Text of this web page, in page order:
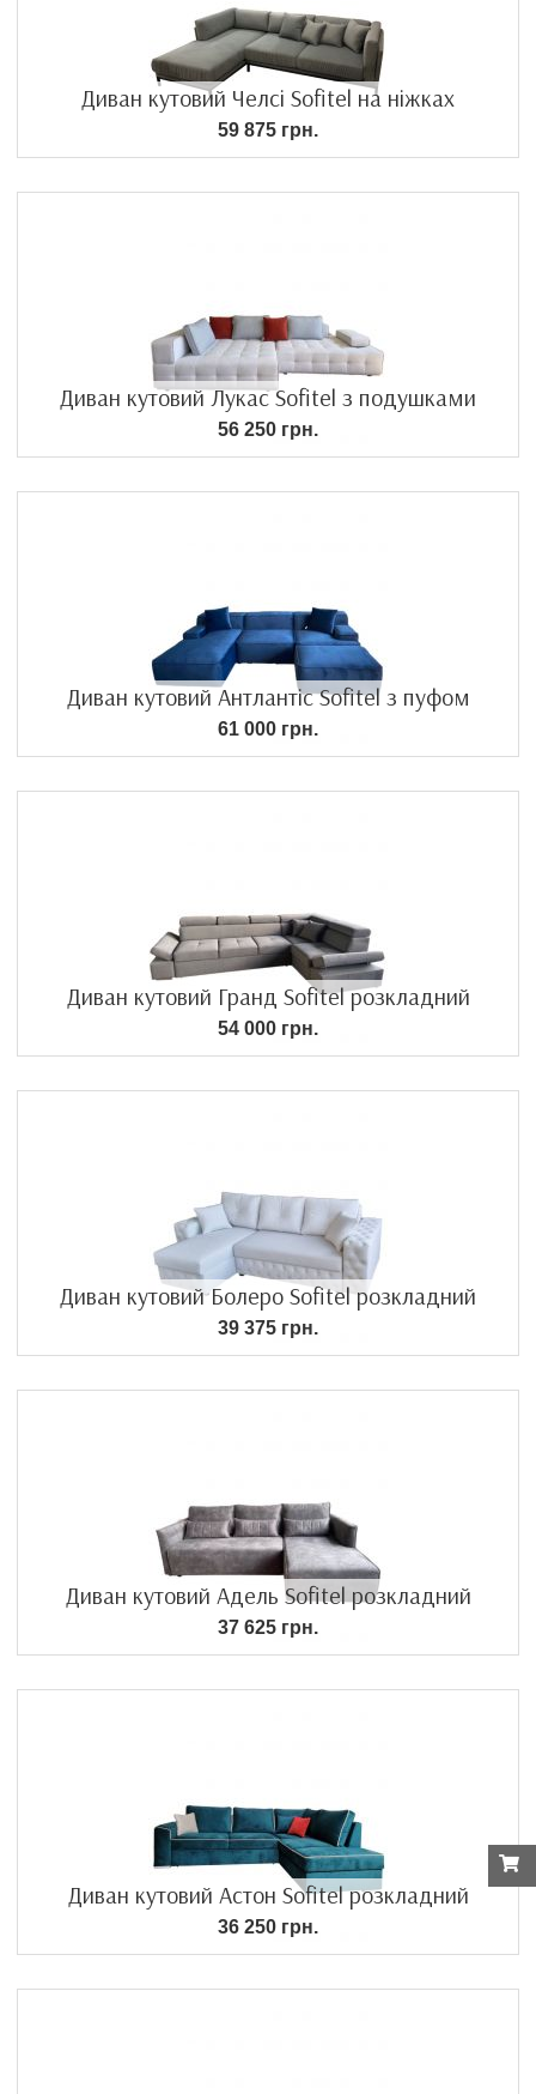
Диван кутовий Челсі Sofitel на ніжках
59 875 грн.
Диван кутовий Лукас Sofitel з подушками
56 250 грн.
Диван кутовий Антлантіс Sofitel з пуфом
61 000 грн.
Диван кутовий Гранд Sofitel розкладний
54 000 грн.
Диван кутовий Болеро Sofitel розкладний
39 375 грн.
Диван кутовий Адель Sofitel розкладний
37 625 грн.
Диван кутовий Астон Sofitel розкладний
36 250 грн.